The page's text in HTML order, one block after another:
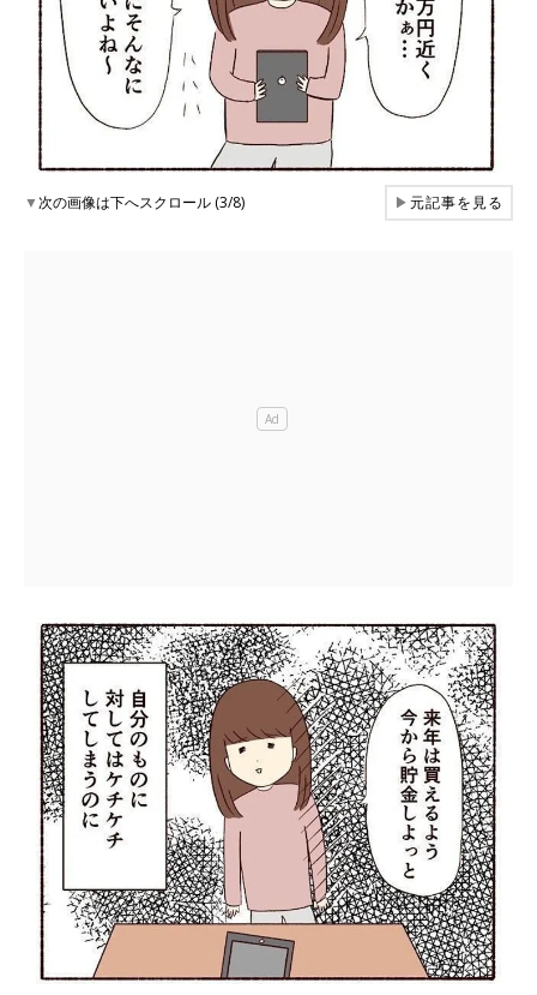
▼次の画像は下へスクロール (3/8) ▶元記事を見る